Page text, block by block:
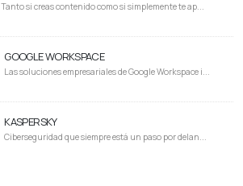
Tanto si creas contenido como si simplemente te ap...
GOOGLE WORKSPACE
Las soluciones empresariales de Google Workspace i...
KASPERSKY
Ciberseguridad que siempre está un paso por delan...